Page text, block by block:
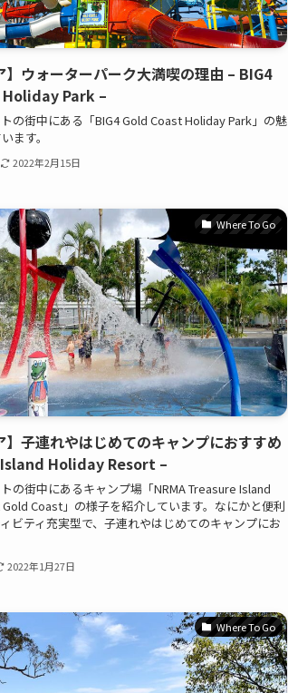
】ウォーターパーク大満喫の理由 – BIG4
Park –
の街中にある「BIG4 Gold Coast Holiday Park」の魅
ます。
2022年2月15日
Where To Go
】子連れやはじめてのキャンプにおすすめ
Holiday Resort –
の街中にあるキャンプ場「NRMA Treasure Island
Coast」の様子を紹介しています。なにかと便利
ビティ充実型で、子連れやはじめてのキャンプにお
2022年1月27日
Where To Go